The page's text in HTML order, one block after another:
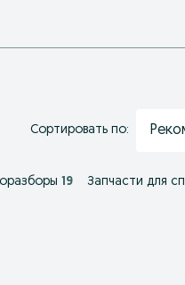
Сортировать по:
19 Запчасти для